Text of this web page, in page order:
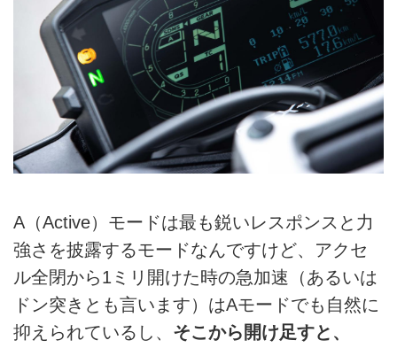
A（Active）モードは最も鋭いレスポンスと力
強さを披露するモードなんですけど、アクセ
ル全閉から1ミリ開けた時の急加速（あるいは
ドン突きとも言います）はAモードでも自然に
抑えられているし、 そこから開け足すと、